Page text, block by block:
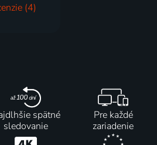
(4)
spätné
sledovanie
Pre každé
zariadenie